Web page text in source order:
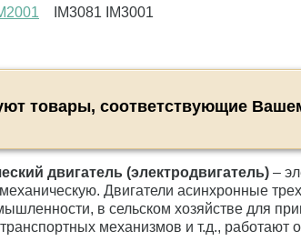
IM3081 IM3001
товары, соответствующие
двигатель (электродвигатель) –
Двигатели асинхронные
в сельском хозяйстве для
механизмов и т.д.,